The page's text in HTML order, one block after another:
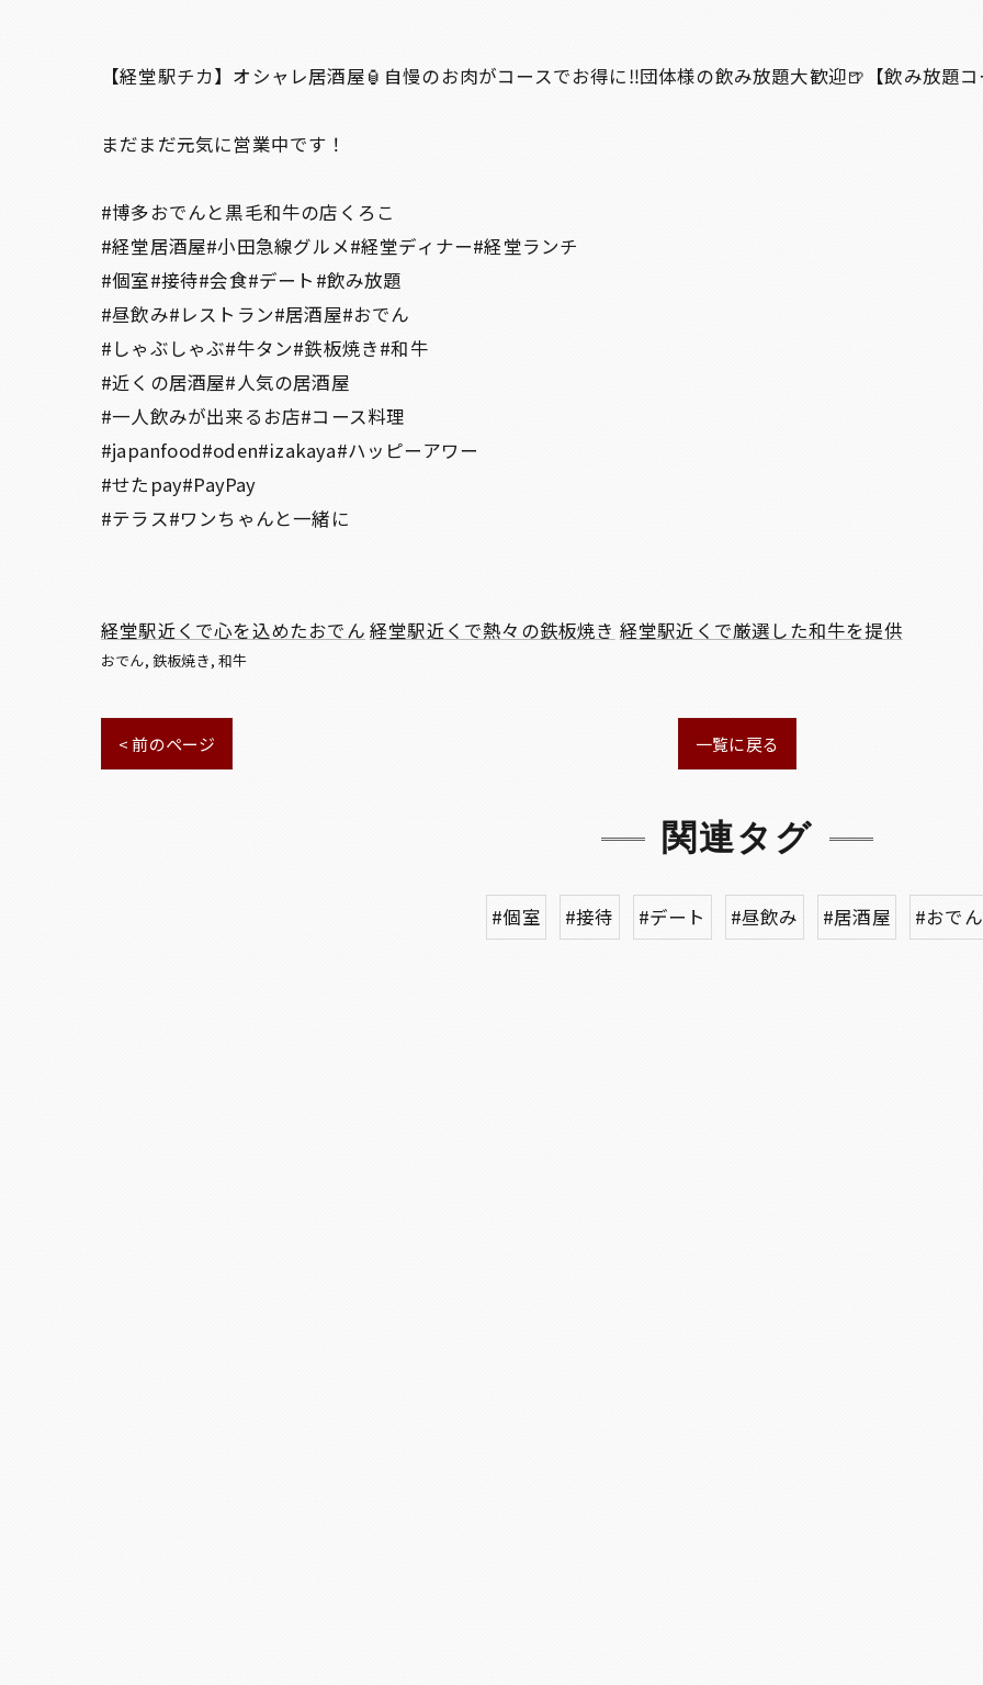
【経堂駅チカ】オシャレ居酒屋🏮自慢のお肉がコースでお得に‼️団体様の飲み放題大歓迎🍺【飲み放題
まだまだ元気に営業中です！
#博多おでんと黒毛和牛の店くろこ
#経堂居酒屋#小田急線グルメ#経堂ディナー#経堂ランチ
#個室#接待#会食#デート#飲み放題
#昼飲み#レストラン#居酒屋#おでん
#しゃぶしゃぶ#牛タン#鉄板焼き#和牛
#近くの居酒屋#人気の居酒屋
#一人飲みが出来るお店#コース料理
#japanfood#oden#izakaya#ハッピーアワー
#せたpay#PayPay
#テラス#ワンちゃんと一緒に
経堂駅近くで心を込めたおでん 経堂駅近くで熱々の鉄板焼き 経堂駅近くで厳選した和牛を提供
おでん 鉄板焼き 和牛
< 前のページ 一覧に戻る
関連タグ
#個室 #接待 #デート #昼飲み #居酒屋 #おでん